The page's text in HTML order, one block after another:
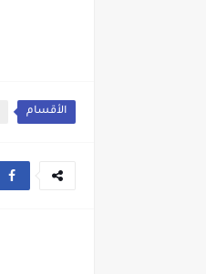
الأقسام